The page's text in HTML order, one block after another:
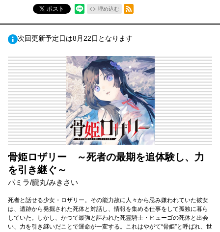
ポスト 埋め込む
RSSフィード
次回更新予定日は8月22日となります
骨姫ロザリー ～死者の最期を追体験し、力
を引き継ぐ～
パミラ/朧丸/みきさい
死者と話せる少女・ロザリー。その能力故に人々から忌み嫌われていた彼女
は、遺跡から発掘された死体と対話し、情報を集める仕事をして孤独に暮ら
していた。しかし、かつて最強と謳われた死霊騎士・ヒューゴの死体と出会
い、力を引き継いだことで運命が一変する。これはやがて“骨姫”と呼ばれ、世